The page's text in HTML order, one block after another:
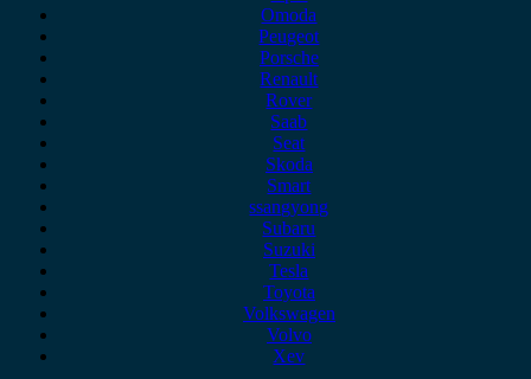
Omoda
Peugeot
Porsche
Renault
Rover
Saab
Seat
Skoda
Smart
ssangyong
Subaru
Suzuki
Tesla
Toyota
Volkswagen
Volvo
Xev